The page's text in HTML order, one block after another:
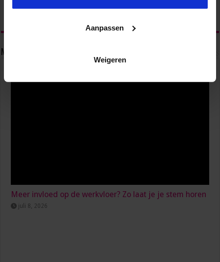
Aanpassen
Weigeren
Meer invloed op de werkvloer? Zo laat je je stem horen
juli 8, 2026
Nieuwsbrief